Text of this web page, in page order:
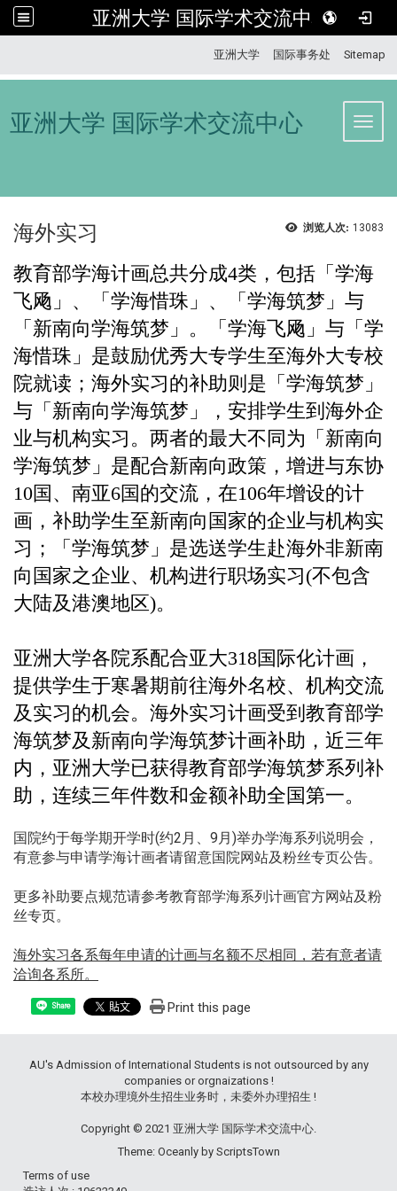
亚洲大学 国际学术交流中心
亚洲大学 国际事务处 Sitemap
亚洲大学 国际学术交流中心
浏览人次: 13083
海外实习
教育部学海计画总共分成4类，包括「学海
飞飏」、「学海惜珠」、「学海筑梦」与
「新南向学海筑梦」。「学海飞飏」与「学
海惜珠」是鼓励优秀大专学生至海外大专校
院就读；海外实习的补助则是「学海筑梦」
与「新南向学海筑梦」，安排学生到海外企
业与机构实习。两者的最大不同为「新南向
学海筑梦」是配合新南向政策，增进与东协
10国、南亚6国的交流，在106年增设的计
画，补助学生至新南向国家的企业与机构实
习；「学海筑梦」是选送学生赴海外非新南
向国家之企业、机构进行职场实习(不包含
大陆及港澳地区)。
亚洲大学各院系配合亚大318国际化计画，
提供学生于寒暑期前往海外名校、机构交流
及实习的机会。海外实习计画受到教育部学
海筑梦及新南向学海筑梦计画补助，近三年
内，亚洲大学已获得教育部学海筑梦系列补
助，连续三年件数和金额补助全国第一。
国院约于每学期开学时(约2月、9月)举办学海系列说明会，
有意参与申请学海计画者请留意国院网站及粉丝专页公告。
更多补助要点规范请参考教育部学海系列计画官方网站及粉
丝专页。
海外实习各系每年申请的计画与名额不尽相同，若有意者请
洽询各系所。
Share Print this page
AU's Admission of International Students is not outsourced by any
companies or orgnaizations !
本校办理境外生招生业务时，未委外办理招生 !
Copyright © 2021 亚洲大学 国际学术交流中心.
Theme: Oceanly by ScriptsTown
Terms of use